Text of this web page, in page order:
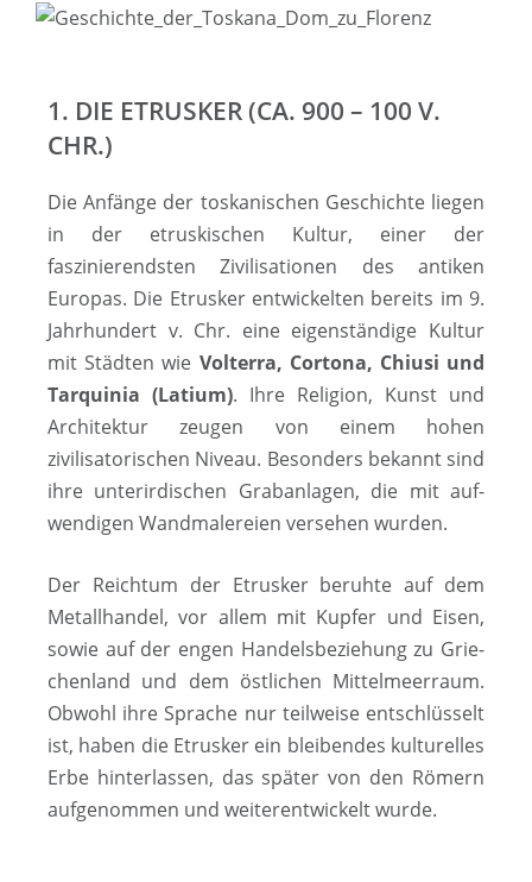
1. DIE ETRUSKER (CA. 900 – 100 V.
CHR.)
Die Anfänge der toskanischen Geschichte liegen
in der etruskischen Kultur, einer der
faszinierendsten Zivilisationen des antiken
Europas. Die Etrusker ent­wick­el­ten bereits im 9.
Jahrhundert v. Chr. eine eigenständige Kultur
mit Städten wie Volterra, Cortona, Chiusi und
Tarquinia (Latium). Ihre Religion, Kunst und
Architektur zeugen von einem hohen
zivilisatorischen Niveau. Be­­son­­ders be­kannt sind
ihre unterirdischen Grab­an­la­gen, die mit auf­
wen­di­gen Wand­ma­ler­ei­en versehen wurden.
Der Reichtum der Etrusker beruhte auf dem
Metallhandel, vor allem mit Kupfer und Eisen,
sowie auf der engen Han­dels­be­zie­hung zu Grie­
chen­land und dem östlichen Mittelmeerraum.
Obwohl ihre Sprache nur teilweise entschlüsselt
ist, haben die Etrusker ein bleibendes kulturelles
Erbe hinterlassen, das später von den Römern
aufgenommen und wei­ter­ent­wick­elt wurde.